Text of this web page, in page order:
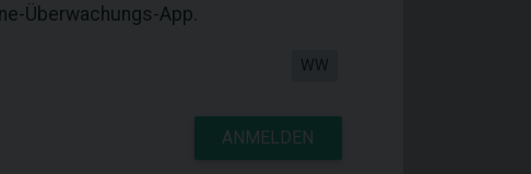
Überwachungs-App.
WW
ANMELDEN